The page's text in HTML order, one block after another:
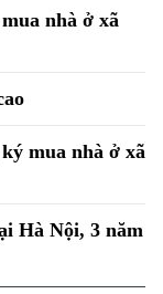
nhà ở xã
mua nhà ở xã
Hà Nội, 3 năm